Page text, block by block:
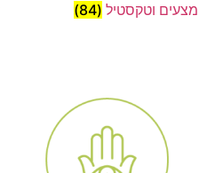
מצעים וטקסטיל (84)